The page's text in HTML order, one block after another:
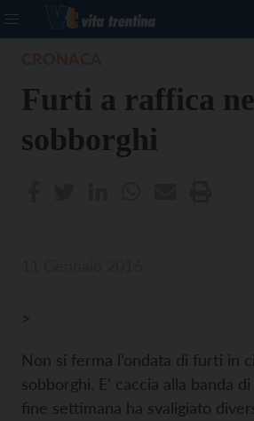
Furti a raffica
sobborghi
>
Non si ferma l’ondata di furti in
sobborghi. E’ caccia alla banda
fine settimana ha svaligiato